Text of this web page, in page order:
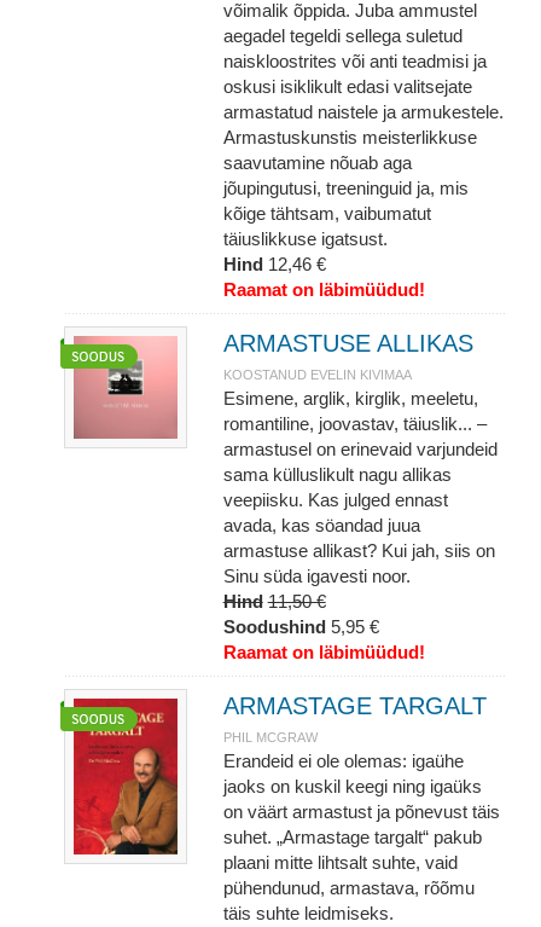
võimalik õppida. Juba ammustel
aegadel tegeldi sellega suletud
naiskloostrites või anti teadmisi ja
oskusi isiklikult edasi valitsejate
armastatud naistele ja armukestele.
Armastuskunstis meisterlikkuse
saavutamine nõuab aga
jõupingutusi, treeninguid ja, mis
kõige tähtsam, vaibumatut
täiuslikkuse igatsust.
Hind 12,46 €
Raamat on läbimüüdud!
ARMASTUSE ALLIKAS
KOOSTANUD EVELIN KIVIMAA
Esimene, arglik, kirglik, meeletu,
romantiline, joovastav, täiuslik... –
armastusel on erinevaid varjundeid
sama külluslikult nagu allikas
veepiisku. Kas julged ennast
avada, kas söandad juua
armastuse allikast? Kui jah, siis on
Sinu süda igavesti noor.
Hind 11,50 €
Soodushind 5,95 €
Raamat on läbimüüdud!
ARMASTAGE TARGALT
PHIL MCGRAW
Erandeid ei ole olemas: igaühe
jaoks on kuskil keegi ning igaüks
on väärt armastust ja põnevust täis
suhet. „Armastage targalt“ pakub
plaani mitte lihtsalt suhte, vaid
pühendunud, armastava, rõõmu
täis suhte leidmiseks.